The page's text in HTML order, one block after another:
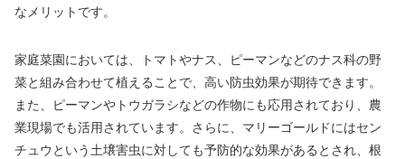
なメリットです。
家庭菜園においては、トマトやナス、ピーマンなどのナス科の野
菜と組み合わせて植えることで、高い防虫効果が期待できます。
また、ピーマンやトウガラシなどの作物にも応用されており、農
業現場でも活用されています。さらに、マリーゴールドにはセン
チュウという土壌害虫に対しても予防的な効果があるとされ、根